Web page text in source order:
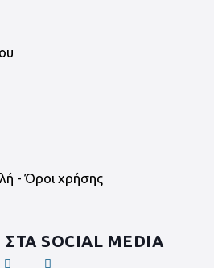
- Όροι χρήσης
SOCIAL MEDIA